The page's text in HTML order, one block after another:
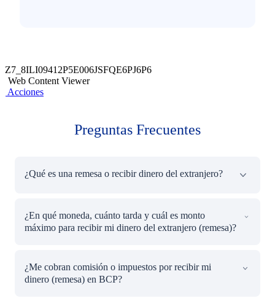
Z7_8ILI09412P5E006JSFQE6PJ6P6
Web Content Viewer
Acciones
Preguntas Frecuentes
¿Qué es una remesa o recibir dinero del extranjero?
forma rápida y segura de recibir apoyo económico.
Elige tu monto y la cuenta donde deseas que te depositen
el préstamo y la cuenta de donde deseas que se cobre la
¿En qué moneda, cuánto tarda y cuál es monto
máximo para recibir mi dinero del extranjero (remesa)?
BCP de preferencia:
¿Me cobran comisión o impuestos por recibir mi
dinero (remesa) en BCP?